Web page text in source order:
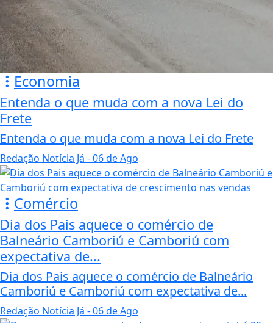
Economia
Entenda o que muda com a nova Lei do
Frete
Entenda o que muda com a nova Lei do Frete
Redação Notícia Já - 06 de Ago
Comércio
Dia dos Pais aquece o comércio de
Balneário Camboriú e Camboriú com
expectativa de...
Dia dos Pais aquece o comércio de Balneário
Camboriú e Camboriú com expectativa de...
Redação Notícia Já - 06 de Ago